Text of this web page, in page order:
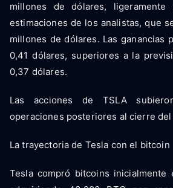
millones de dólares,
estimaciones de los analistas, que
millones de dólares. Las ganancias
0,41 dólares, superiores a la
0,37 dólares.
Las acciones de TSLA
operaciones posteriores al cierre del
La trayectoria de Tesla con el bitcoin
Tesla compró bitcoins inicialmente